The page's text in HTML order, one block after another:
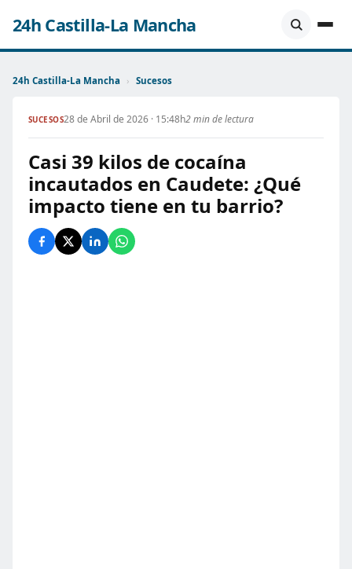
24h Castilla-La Mancha
24h Castilla-La Mancha › Sucesos
SUCESOS28 de Abril de 2026 · 15:48h2 min de lectura
Casi 39 kilos de cocaína
incautados en Caudete: ¿Qué
impacto tiene en tu barrio?